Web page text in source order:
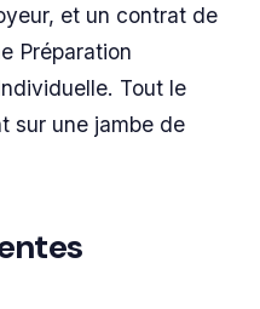
et un contrat de
Préparation
Tout le
sur une jambe de